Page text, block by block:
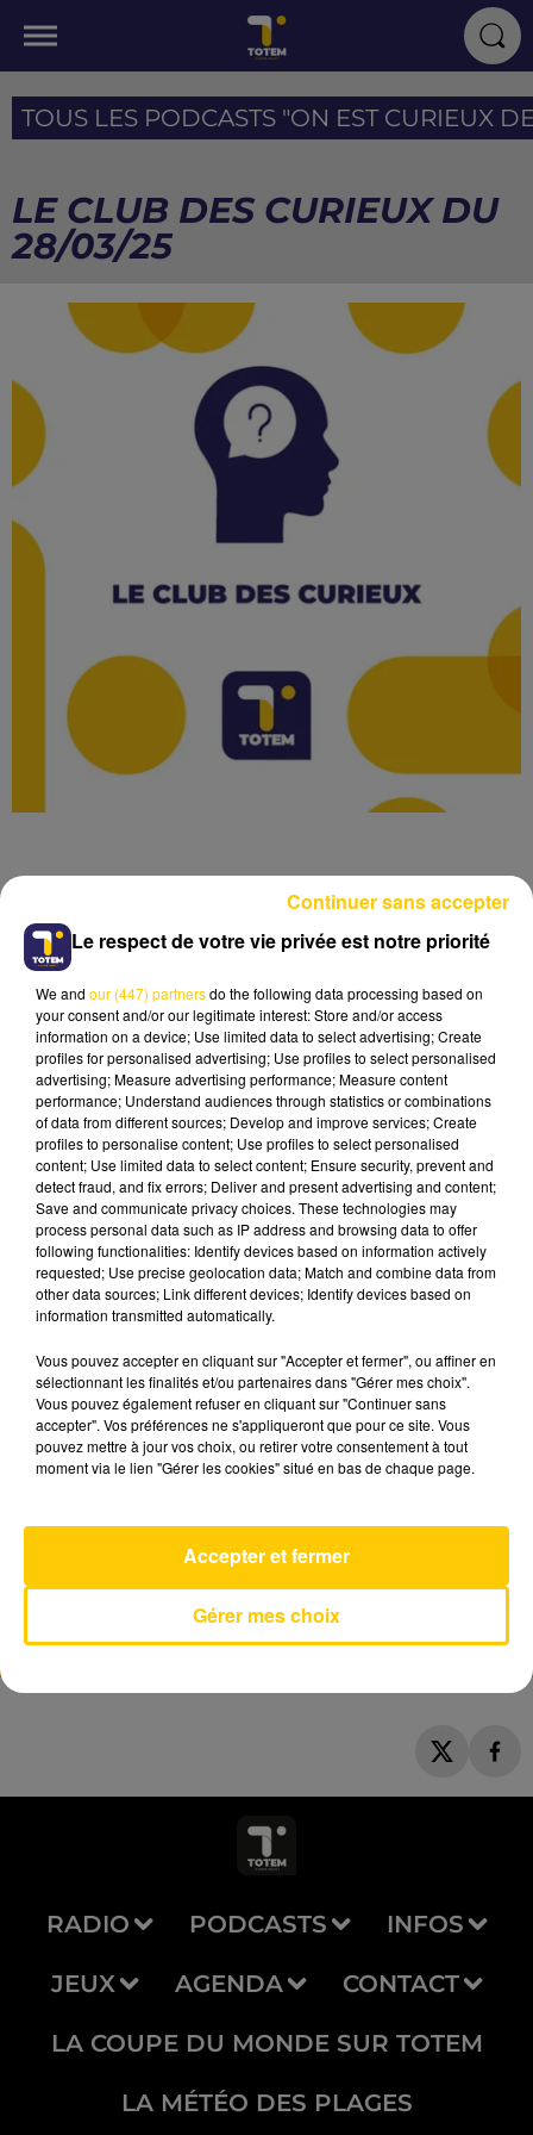
TOUS LES PODCASTS "ON EST CURIEUX
LE CLUB DES CURIEUX DU
28/03/25
Lecture (2 min 39 sec)
28 mars 2025 - 2 min 39 sec
LE CLUB DES CURIEUX DU 28/03/25
Un seul mot d'ordre pour ce rendez-vous : être
passioné et passionnant. Nos chroniqueurs vous
racontent des histoires avec gourmandise et
bonne humeur pour mieux connaître ou
découvrir la vie et les richesses de nos régions
notamment. Et le mercredi, on est curieux
d'entendre les enfants jeter leur regard sur un
Les Nouveaux Soleils
RADIO PODCASTS INFOS
JEUX AGENDA CONTACT
LA COUPE DU MONDE SUR TOTEM
LA MÉTÉO DES PLAGES
Le respect de votre vie privée est notre priorité
We and our (447) partnersdo the following data processing based on
your consent and/or our legitimate interest: Store and/or access
information on a device; Use limited data to select advertising; Create
profiles for personalised advertising; Use profiles to select personalised
advertising; Measure advertising performance; Measure content
performance; Understand audiences through statistics or combinations
of data from different sources; Develop and improve services; Create
profiles to personalise content; Use profiles to select personalised
content; Use limited data to select content; Ensure security, prevent and
detect fraud, and fix errors; Deliver and present advertising and content;
Save and communicate privacy choices. These technologies may
process personal data such as IP address and browsing data to offer
following functionalities: Identify devices based on information actively
requested; Use precise geolocation data; Match and combine data from
other data sources; Link different devices; Identify devices based on
information transmitted automatically.
Vous pouvez accepter en cliquant sur "Accepter et fermer", ou affiner en
sélectionnant les finalités et/ou partenaires dans "Gérer mes choix".
Vous pouvez également refuser en cliquant sur "Continuer sans
accepter". Vos préférences ne s'appliqueront que pour ce site. Vous
pouvez mettre à jour vos choix, ou retirer votre consentement à tout
moment via le lien "Gérer les cookies" situé en bas de chaque page.
Gérer mes choix
Accepter et fermer
Continuer sans accepter